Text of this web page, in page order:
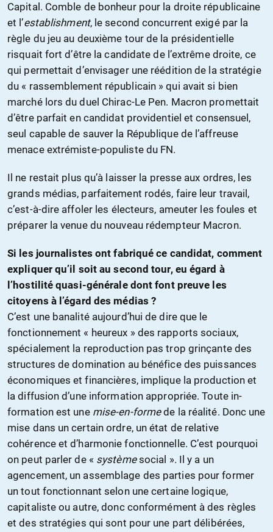
Capital. Comble de bonheur pour la droite républicaine
et l’establishment, le second concurrent exigé par la
règle du jeu au deuxième tour de la présidentielle
risquait fort d’être la candidate de l’extrême droite, ce
qui permettait d’envisager une réédition de la stratégie
du « rassemblement républicain » qui avait si bien
marché lors du duel Chirac-Le Pen. Macron promettait
d’être parfait en candidat providentiel et consensuel,
seul capable de sauver la République de l’affreuse
menace extrémiste-populiste du FN.
Il ne restait plus qu’à laisser la presse aux ordres, les
grands médias, parfaitement rodés, faire leur travail,
c’est-à-dire affoler les électeurs, ameuter les foules et
préparer la venue du nouveau rédempteur Macron.
Si les journalistes ont fabriqué ce candidat, comment
expliquer qu’il soit au second tour, eu égard à
l’hostilité quasi-générale dont font preuve les
citoyens à l’égard des médias ?
C’est une banalité aujourd’hui de dire que le
fonctionnement « heureux » des rapports sociaux,
spécialement la reproduction pas trop grinçante des
structures de domination au bénéfice des puissances
économiques et financières, implique la production et
la diffusion d’une information appropriée. Toute in-
formation est une mise-en-formede la réalité. Donc une
mise dans un certain ordre, un état de relative
cohérence et d’harmonie fonctionnelle. C’est pourquoi
on peut parler de « systèmesocial ». Il y a un
agencement, un assemblage des parties pour former
un tout fonctionnant selon une certaine logique,
capitaliste ou autre, donc conformément à des règles
et des stratégies qui sont pour une part délibérées,